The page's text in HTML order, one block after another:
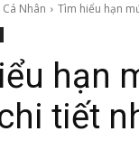
Nhân Tìm hiểu hạn
hạn
tiết